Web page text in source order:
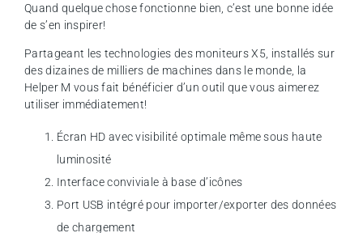
Quand quelque chose fonctionne bien, c’est une bonne idée
de s’en inspirer!
Partageant les technologies des moniteurs X5, installés sur
des dizaines de milliers de machines dans le monde, la
Helper M vous fait bénéficier d’un outil que vous aimerez
utiliser immédiatement!
Écran HD avec visibilité optimale même sous haute
luminosité
Interface conviviale à base d’icônes
Port USB intégré pour importer/exporter des données
de chargement